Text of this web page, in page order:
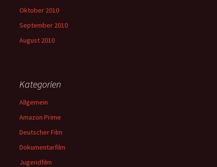
Oktober 2010
September 2010
August 2010
Kategorien
Allgemein
Amazon Prime
Deutscher Film
Dokumentarfilm
Jugendfilm